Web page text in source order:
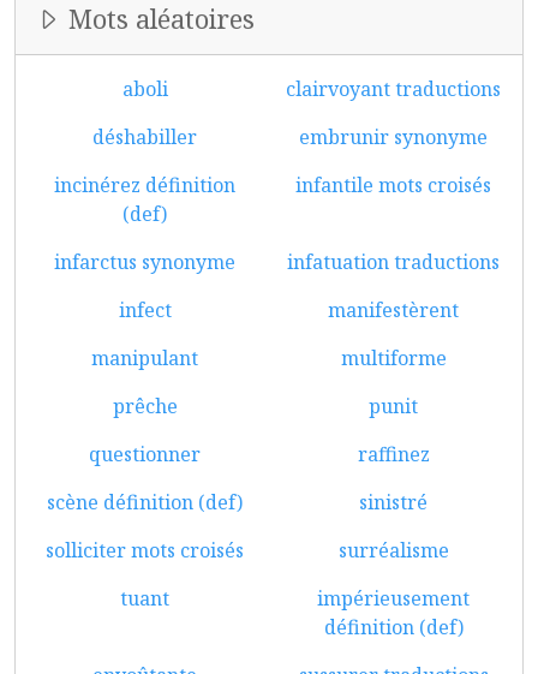
Mots aléatoires
aboli
clairvoyant traductions
déshabiller
embrunir synonyme
incinérez définition
(def)
infantile mots croisés
infarctus synonyme
infatuation traductions
infect
manifestèrent
manipulant
multiforme
prêche
punit
questionner
raffinez
scène définition (def)
sinistré
solliciter mots croisés
surréalisme
tuant
impérieusement
définition (def)